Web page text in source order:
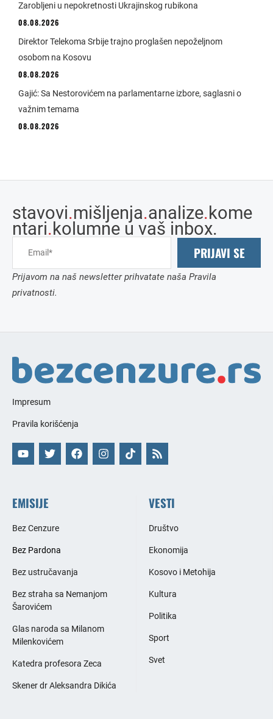
Zarobljeni u nepokretnosti Ukrajinskog rubikona
08.08.2026
Direktor Telekoma Srbije trajno proglašen nepoželjnom
osobom na Kosovu
08.08.2026
Gajić: Sa Nestorovićem na parlamentarne izbore, saglasni o
važnim temama
08.08.2026
stavovi.mišljenja.analize.kome
ntari.kolumne u vaš inbox.
PRIJAVI SE
Prijavom na naš newsletter prihvatate naša Pravila
privatnosti.
Impresum
Pravila korišćenja
EMISIJE
Bez Cenzure
Bez Pardona
Bez ustručavanja
Bez straha sa Nemanjom
Šarovićem
Glas naroda sa Milanom
Milenkovićem
Katedra profesora Zeca
Skener dr Aleksandra Dikića
VESTI
Društvo
Ekonomija
Kosovo i Metohija
Kultura
Politika
Sport
Svet